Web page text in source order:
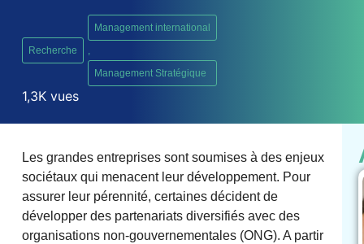
Recherche
Management international
Management Stratégique
1,3K vues
Les grandes entreprises sont soumises à des enjeux
sociétaux qui menacent leur développement. Pour
assurer leur pérennité, certaines décident de
développer des partenariats diversifiés avec des
organisations non-gouvernementales (ONG). A partir